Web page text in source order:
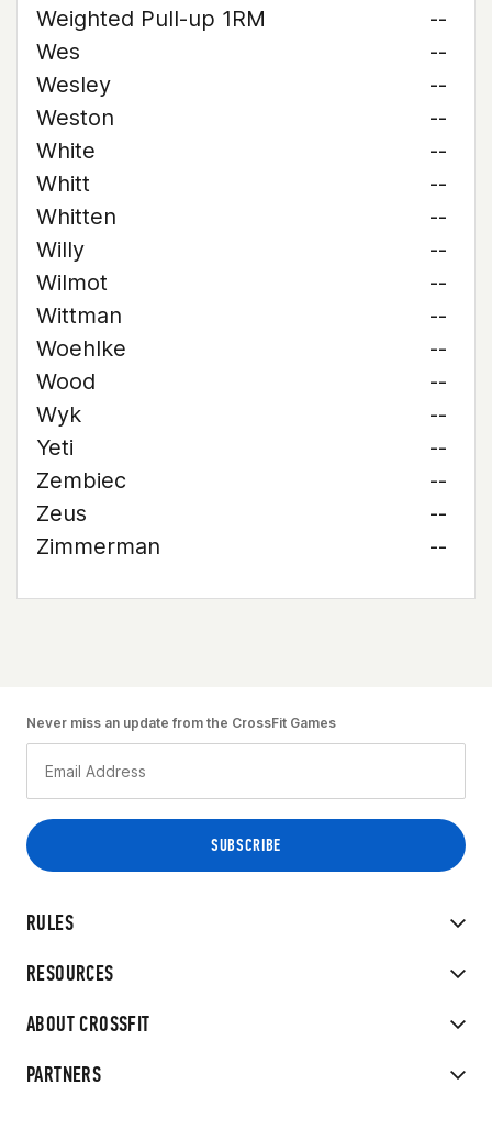
Weighted Pull-up 1RM
--
Wes
--
Wesley
--
Weston
--
White
--
Whitt
--
Whitten
--
Willy
--
Wilmot
--
Wittman
--
Woehlke
--
Wood
--
Wyk
--
Yeti
--
Zembiec
--
Zeus
--
Zimmerman
--
RULES
RESOURCES
ABOUT CROSSFIT
PARTNERS
Never miss an update from the CrossFit Games